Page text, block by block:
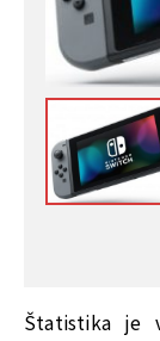
Štatistika je